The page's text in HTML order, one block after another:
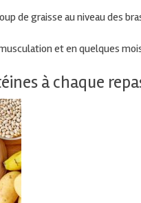
de graisse au niveau des
et en quelques
à chaque